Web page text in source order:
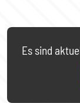
Es sind